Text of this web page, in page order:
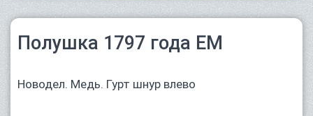
Полушка 1797 года ЕМ
Новодел. Медь. Гурт шнур влево